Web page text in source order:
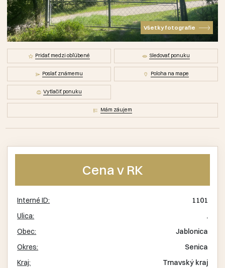
Všetky fotografie
Pridať medzi obľúbené Sledovať ponuku
Poslať známemu Poloha na mape
Vytlačiť ponuku
Mám záujem
Cena v RK
Interné ID:
1101
Ulica:
.
Obec:
Jablonica
Okres:
Senica
Kraj:
Trnavský kraj